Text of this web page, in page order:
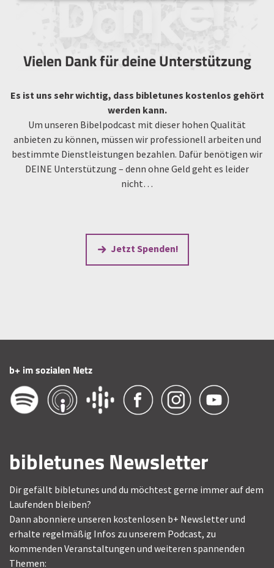
Vielen Dank für deine Unterstützung
Es ist uns sehr wichtig, dass bibletunes kostenlos gehört
werden kann.
Um unseren Bibelpodcast mit dieser hohen Qualität
anbieten zu können, müssen wir professionell arbeiten und
bestimmte Dienstleistungen bezahlen. Dafür benötigen wir
DEINE Unterstützung – denn ohne Geld geht es leider
nicht…
Jetzt Spenden!
b+ im sozialen Netz
bibletunes Newsletter
Dir gefällt bibletunes und du möchtest gerne immer auf dem
Laufenden bleiben?
Dann abonniere unseren kostenlosen b+ Newsletter und
erhalte regelmäßig Infos zu unserem Podcast, zu
kommenden Veranstaltungen und weiteren spannenden
Themen: